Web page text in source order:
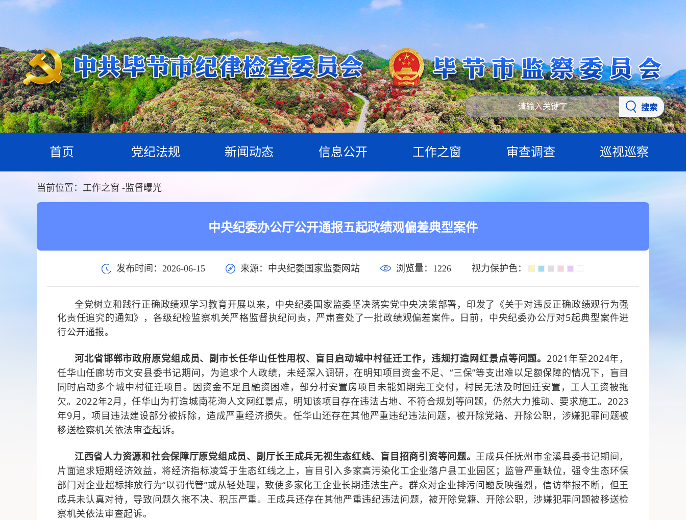
搜索
首页 党纪法规 新闻动态 信息公开 工作之窗 审查调查 巡视巡察
当前位置： 工作之窗 -监督曝光
中央纪委办公厅公开通报五起政绩观偏差典型案件
发布时间：2026-06-15 来源：中央纪委国家监委网站 浏览量： 1226 视力保护色：
全党树立和践行正确政绩观学习教育开展以来，中央纪委国家监委坚决落实党中央决策部署，印发了《关于对违反正确政绩观行为强
化责任追究的通知》，各级纪检监察机关严格监督执纪问责，严肃查处了一批政绩观偏差案件。日前，中央纪委办公厅对5起典型案件进
行公开通报。
河北省邯郸市政府原党组成员、副市长任华山任性用权、盲目启动城中村征迁工作，违规打造网红景点等问题。2021年至2024年，
任华山任廊坊市文安县委书记期间，为追求个人政绩，未经深入调研，在明知项目资金不足、“三保”等支出难以足额保障的情况下，盲目
同时启动多个城中村征迁项目。因资金不足且融资困难，部分村安置房项目未能如期完工交付，村民无法及时回迁安置，工人工资被拖
欠。2022年2月，任华山为打造城南花海人文网红景点，明知该项目存在违法占地、不符合规划等问题，仍然大力推动、 要求施工。 2023
年9月，项目违法建设部分被拆除，造成严重经济损失。任华山还存在其他严重违纪违法问题，被开除党籍、开除公职，涉嫌犯罪问题被
移送检察机关依法审查起诉。
江西省人力资源和社会保障厅原党组成员、副厅长王成兵无视生态红线、盲目招商引资等问题。 王成兵任抚州市金溪县委书记期间，
片面追求短期经济效益，将经济指标凌驾于生态红线之上，盲目引入多家高污染化工企业落户县工业园区；监管严重缺位，强令生态环保
部门对企业超标排放行为“以罚代管”或从轻处理，致使多家化工企业长期违法生产。 群众对企业排污问题反映强烈，信访举报不断，但王
成兵未认真对待，导致问题久拖不决、积压严重。 王成兵还存在其他严重违纪违法问题，被开除党籍、开除公职，涉嫌犯罪问题被移送检
察机关依法审查起诉。